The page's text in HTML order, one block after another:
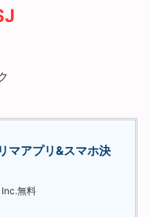
マアプリ&スマホ決
無料